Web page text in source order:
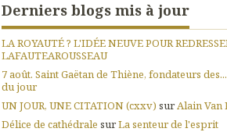
Derniers blogs mis à jour
LA ROYAUTÉ ? L'IDÉE NEUVE POUR
LAFAUTEAROUSSEAU
7 août. Saint Gaëtan de Thiène, fondateurs des...
du jour
UN JOUR, UNE CITATION (cxxv) surAlain Van
Délice de cathédrale surLa senteur de l'esprit